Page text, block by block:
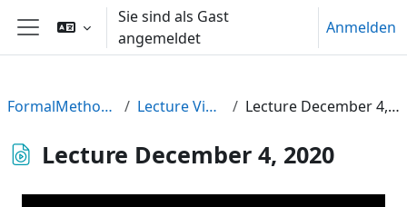
Zum Hauptinhalt
Website-Übersicht
Sie sind als Gast
angemeldet
Anmelden
FormalMethods20 Lecture Videos Lecture December 4, 2020
Lecture December 4, 2020